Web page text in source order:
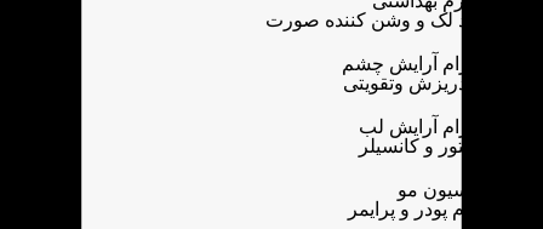
آرایش چشم
آرایش لب
مو
لک و وشن کننده صورت
وتقویتی
و کانسیلر
پودر و پرایمر